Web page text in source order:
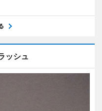
ッシュ